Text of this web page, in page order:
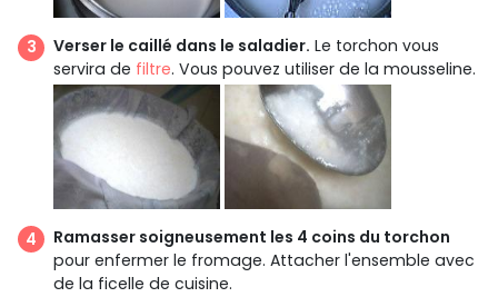
Verser le caillé dans le saladier. Le torchon vous
servira de filtre. Vous pouvez utiliser de la mousseline.
Ramasser soigneusement les 4 coins du torchon
pour enfermer le fromage. Attacher l'ensemble avec
de la ficelle de cuisine.